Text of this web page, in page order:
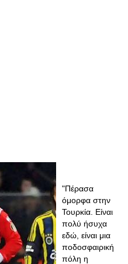
"Πέρασα
όμορφα στην
Τουρκία. Είναι
πολύ ήσυχα
εδώ, είναι μια
ποδοσφαιρική
πόλη η